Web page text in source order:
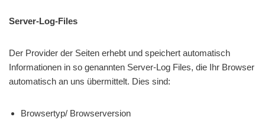
Server-Log-Files
Der Provider der Seiten erhebt und speichert automatisch
Informationen in so genannten Server-Log Files, die Ihr Browser
automatisch an uns übermittelt. Dies sind:
Browsertyp/ Browserversion